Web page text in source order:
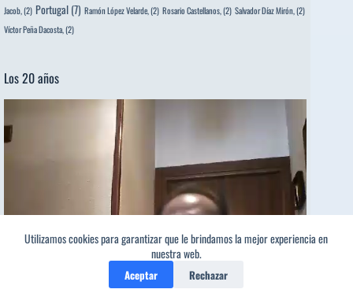
Utilizamos cookies para garantizar que le brindamos la mejor experiencia en
nuestra web.
Aceptar Rechazar
Jacob, (2) Portugal (7) Ramón López Velarde, (2) Rosario Castellanos, (2) Salvador Díaz Mirón, (2)
Víctor Peña Dacosta, (2)
Los 20 años
de
vídeo